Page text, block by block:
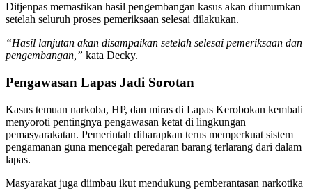
Ditjenpas memastikan hasil pengembangan kasus akan diumumkan
setelah seluruh proses pemeriksaan selesai dilakukan.
“Hasil lanjutan akan disampaikan setelah selesai pemeriksaan dan
pengembangan,” kata Decky.
Pengawasan Lapas Jadi Sorotan
Kasus temuan narkoba, HP, dan miras di Lapas Kerobokan kembali
menyoroti pentingnya pengawasan ketat di lingkungan
pemasyarakatan. Pemerintah diharapkan terus memperkuat sistem
pengamanan guna mencegah peredaran barang terlarang dari dalam
lapas.
Masyarakat juga diimbau ikut mendukung pemberantasan narkotika